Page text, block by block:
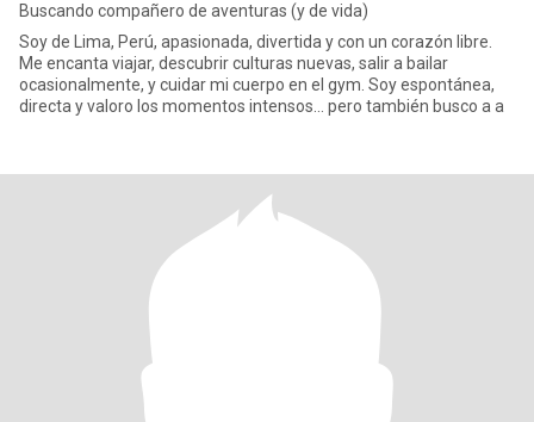
Buscando compañero de aventuras (y de vida)
Soy de Lima, Perú, apasionada, divertida y con un corazón libre.
Me encanta viajar, descubrir culturas nuevas, salir a bailar
ocasionalmente, y cuidar mi cuerpo en el gym. Soy espontánea,
directa y valoro los momentos intensos… pero también busco a a